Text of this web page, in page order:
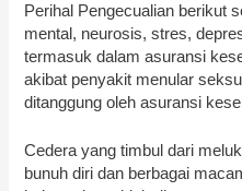
Perihal Pengecualian berikut
mental, neurosis, stres,
termasuk dalam asuransi
akibat penyakit menular
ditanggung oleh asuransi
Cedera yang timbul dari
bunuh diri dan berbagai